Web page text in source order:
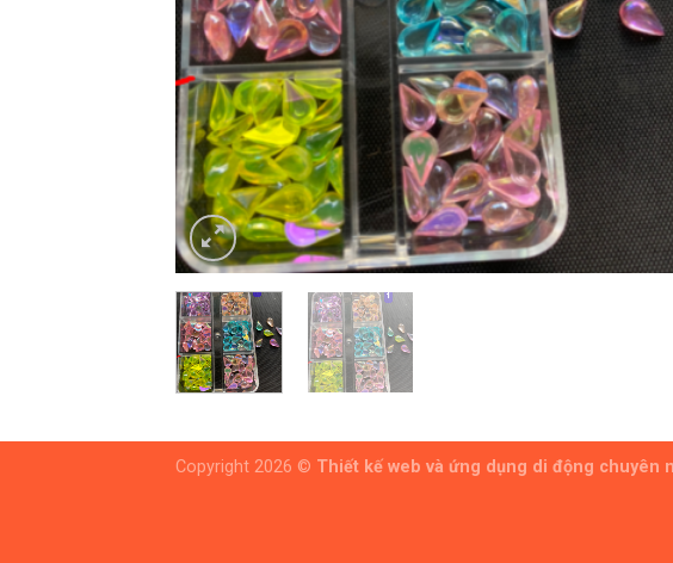
Copyright 2026 © Thiết kế web và ứng dụng di động chuyên